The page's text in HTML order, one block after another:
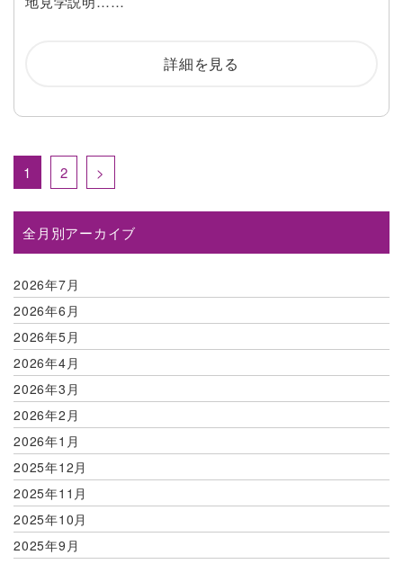
詳細を見る
1 2 >
全月別アーカイブ
2026年7月
2026年6月
2026年5月
2026年4月
2026年3月
2026年2月
2026年1月
2025年12月
2025年11月
2025年10月
2025年9月